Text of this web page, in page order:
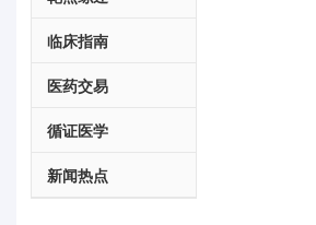
临床指南
医药交易
循证医学
新闻热点